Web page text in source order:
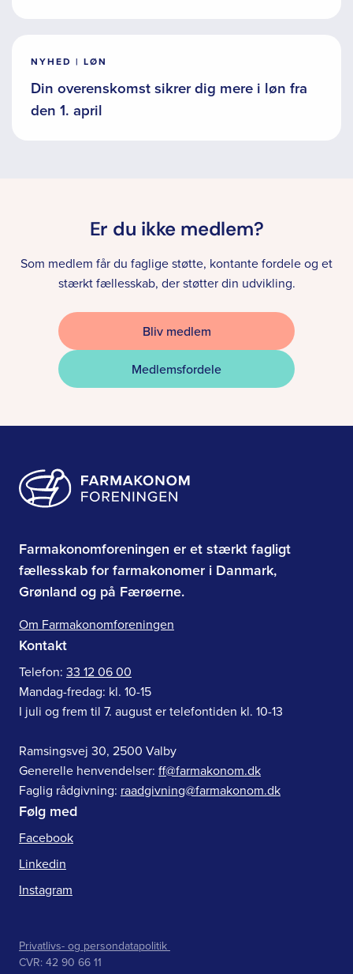
NYHED | LØN
Din overenskomst sikrer dig mere i løn fra
den 1. april
Er du ikke medlem?
Som medlem får du faglige støtte, kontante fordele og et
stærkt fællesskab, der støtter din udvikling.
Bliv medlem
Medlemsfordele
Farmakonomforeningen er et stærkt fagligt
fællesskab for farmakonomer i Danmark,
Grønland og på Færøerne.
Om Farmakonomforeningen
Kontakt
Telefon: 33 12 06 00
Mandag-fredag: kl. 10-15
I juli og frem til 7. august er telefontiden kl. 10-13
Ramsingsvej 30, 2500 Valby
Generelle henvendelser: ff@farmakonom.dk
Faglig rådgivning: raadgivning@farmakonom.dk
Følg med
Facebook
Linkedin
Instagram
Privatlivs- og persondatapolitik
CVR: 42 90 66 11